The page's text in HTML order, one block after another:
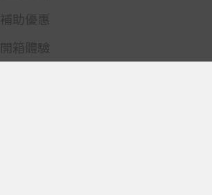
補助優惠
開箱體驗